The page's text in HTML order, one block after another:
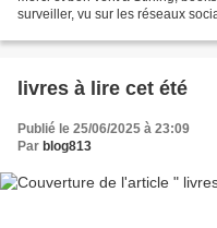
surveiller, vu sur les réseaux
livres à lire cet été
Publié le 25/06/2025 à 23:09
Par blog813